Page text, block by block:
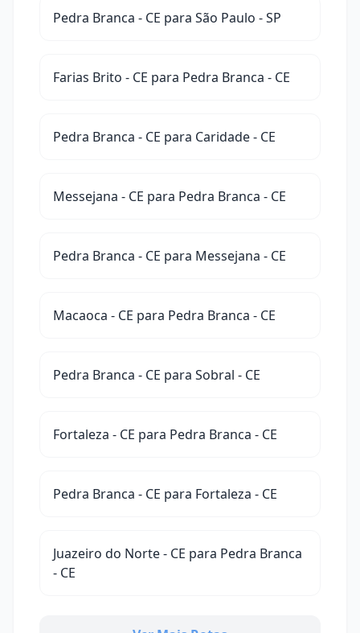
Pedra Branca - CE para São Paulo - SP
Farias Brito - CE para Pedra Branca - CE
Pedra Branca - CE para Caridade - CE
Messejana - CE para Pedra Branca - CE
Pedra Branca - CE para Messejana - CE
Macaoca - CE para Pedra Branca - CE
Pedra Branca - CE para Sobral - CE
Fortaleza - CE para Pedra Branca - CE
Pedra Branca - CE para Fortaleza - CE
Juazeiro do Norte - CE para Pedra Branca
- CE